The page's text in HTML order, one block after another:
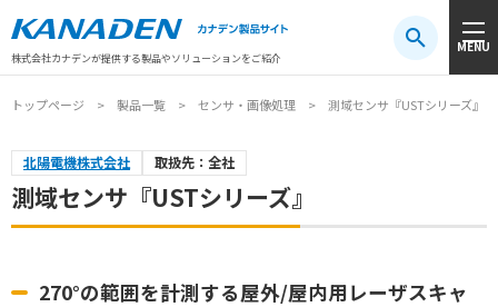
株式会社カナデンが提供する製品やソリューションをご紹介
MENU
注目キーワード#振動センサ#AGV #防爆#アシストスーツ
トップページ 製品一覧 センサ・画像処理 測域センサ『USTシリーズ』
北陽電機株式会社 取扱先：全社
測域センサ『USTシリーズ』
270°の範囲を計測する屋外/屋内用レーザスキャ